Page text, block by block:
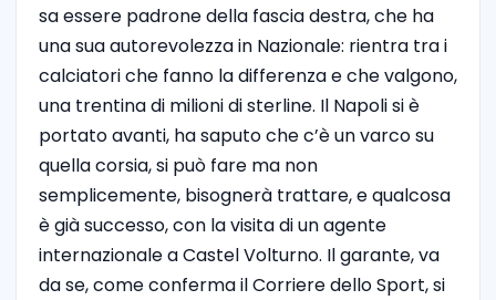
sa essere padrone della fascia destra, che ha
una sua autorevolezza in Nazionale: rientra tra i
calciatori che fanno la differenza e che valgono,
una trentina di milioni di sterline. Il Napoli si è
portato avanti, ha saputo che c’è un varco su
quella corsia, si può fare ma non
semplicemente, bisognerà trattare, e qualcosa
è già successo, con la visita di un agente
internazionale a Castel Volturno. Il garante, va
da se, come conferma il Corriere dello Sport, si